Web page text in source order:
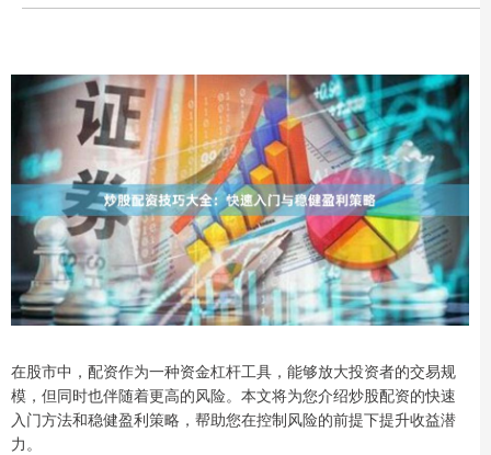
在股市中，配资作为一种资金杠杆工具，能够放大投资者的交易规
模，但同时也伴随着更高的风险。本文将为您介绍炒股配资的快速
入门方法和稳健盈利策略，帮助您在控制风险的前提下提升收益潜
力。